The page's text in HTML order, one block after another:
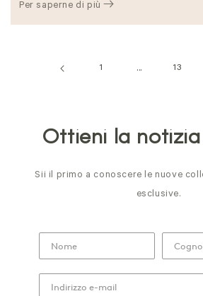
Per saperne di più
1 ... 13
Ottieni la
Sii il primo a conoscere le nuove
esclusive.